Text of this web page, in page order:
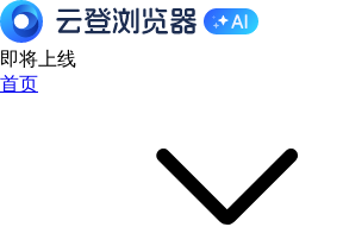
即将上线
首页